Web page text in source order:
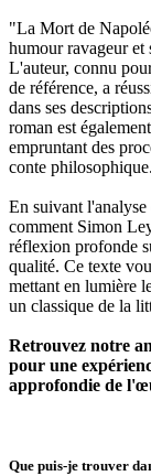
"La Mort de
humour ravageur et
L'auteur, connu
de référence, a
dans ses
roman est
empruntant des
conte philosophique.
En suivant
comment Simon
réflexion profonde
qualité. Ce texte
mettant en lumière
un classique de la
Retrouvez notre
pour une
approfondie de
Que puis-je trouver